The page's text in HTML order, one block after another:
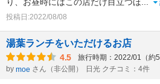
投稿日:2022/08/08
湯葉ランチをいただけるお店
4.5 旅行時期：2022/01（約5
by moe さん（非公開） 日光 クチコミ：4件